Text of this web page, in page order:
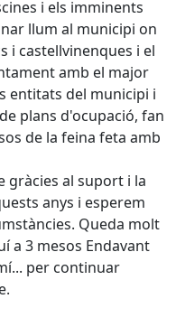
i els imminents
llum al municipi on
i castellvinenques i el
amb el major
entitats del municipi i
plans d'ocupació, fan
de la feina feta amb
gràcies al suport i la
anys i esperem
Queda molt
a 3 mesos Endavant
per continuar